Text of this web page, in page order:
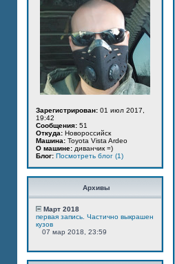
Зарегистрирован: 01 июл 2017,
19:42
Сообщения: 51
Откуда: Новороссийск
Машина: Toyota Vista Ardeo
О машине: диванчик =)
Блог: Посмотреть блог (1)
Архивы
Март 2018
первая запись. Частично выкрашен
кузов
07 мар 2018, 23:59